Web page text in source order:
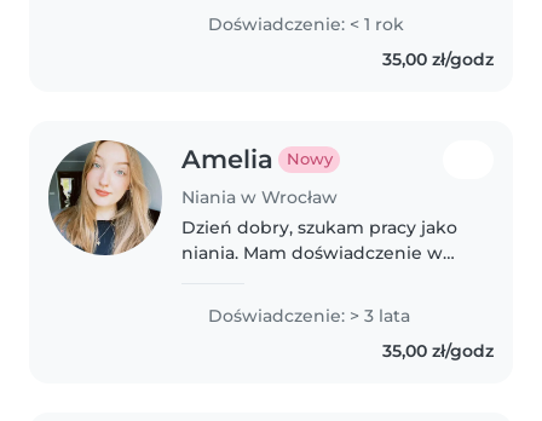
i łatwo łapie kontakt z dziećmi.
Przez ostatnie lata zajmowałam
się dziećmi w wieku od 1,5roku
Doświadczenie: < 1 rok
35,00 zł/godz
Amelia Nowy
Niania w Wrocław
Dzień dobry, szukam pracy jako
niania. Mam doświadczenie w
jestem osobą odpowiedzialną,
cierpliwą i troskliwą. Studiuję
Doświadczenie: > 3 lata
35,00 zł/godz